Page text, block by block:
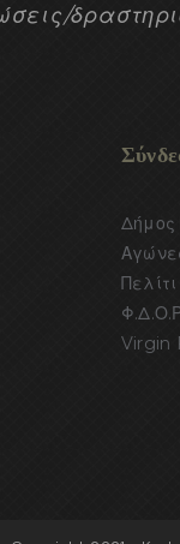
Δήμος
Πελίτι
Virgin